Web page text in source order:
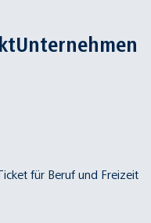
Unternehmen
für Beruf und Freizeit